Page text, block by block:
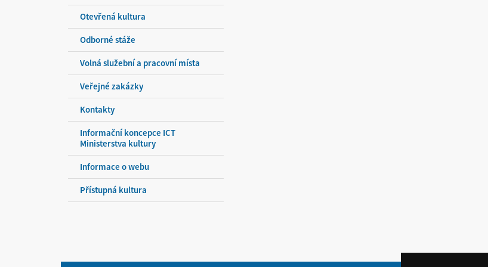
Otevřená kultura
Odborné stáže
Volná služební a pracovní místa
Veřejné zakázky
Kontakty
Informační koncepce ICT
Ministerstva kultury
Informace o webu
Přístupná kultura